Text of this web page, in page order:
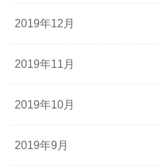
2019年12月
2019年11月
2019年10月
2019年9月